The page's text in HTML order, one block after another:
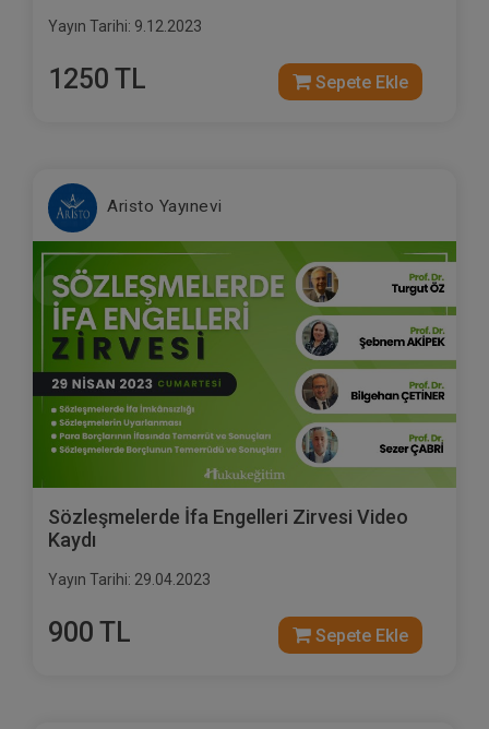
Yayın Tarihi: 9.12.2023
1250 TL Sepete Ekle
Aristo Yayınevi
Sözleşmelerde İfa Engelleri Zirvesi Video
Kaydı
Yayın Tarihi: 29.04.2023
900 TL Sepete Ekle